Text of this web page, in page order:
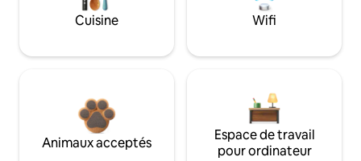
Cuisine Wifi
Animaux acceptés
Espace de travail
pour ordinateur